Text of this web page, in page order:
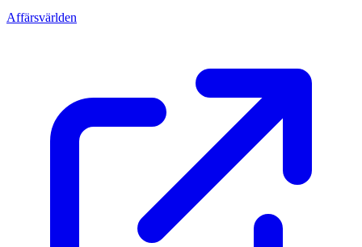
Affärsvärlden